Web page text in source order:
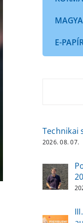
E-
Technikai
2026. 08. 07.